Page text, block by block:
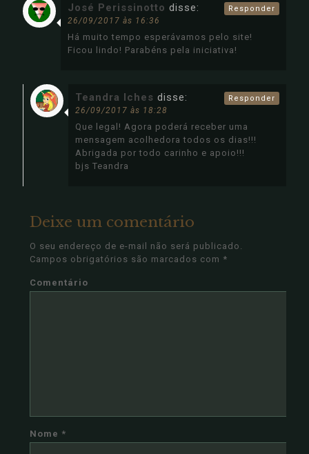
José Perissinotto disse:
26/09/2017 às 16:36
Há muito tempo esperávamos pelo site!
Ficou lindo! Parabéns pela iniciativa!
Responder
Teandra Iches disse:
26/09/2017 às 18:28
Que legal! Agora poderá receber uma
mensagem acolhedora todos os dias!!!
Abrigada por todo carinho e apoio!!!
bjs Teandra
Responder
Deixe um comentário
O seu endereço de e-mail não será publicado.
Campos obrigatórios são marcados com *
Comentário
Nome *